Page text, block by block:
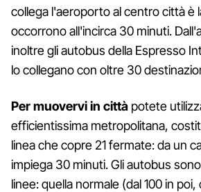
collega l'aeroporto al centro città è
occorrono all'incirca 30 minuti.
inoltre gli autobus della Espresso
lo collegano con oltre 30
Per muovervi in città potete
efficientissima metropolitana,
linea che copre 21 fermate: da un
impiega 30 minuti. Gli autobus
linee: quella normale (dal 100 in